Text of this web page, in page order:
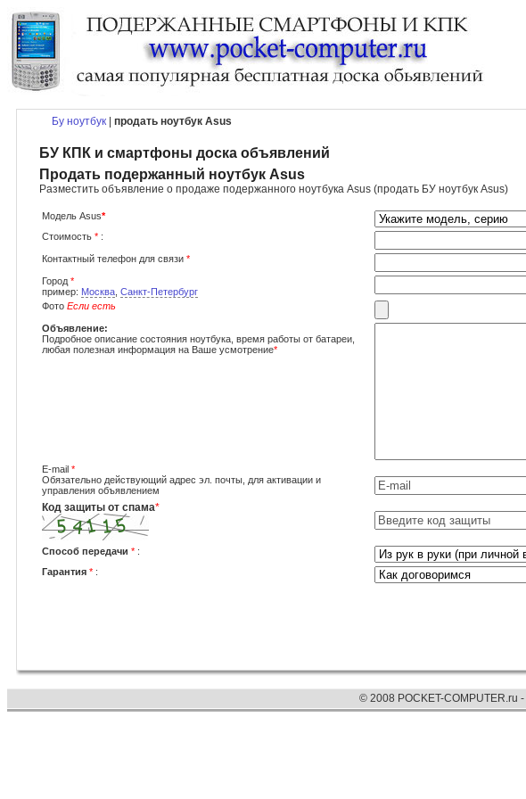
Бу ноутбук продать ноутбук Asus
БУ КПК и смартфоны доска объявлений
Продать подержанный ноутбук Asus
Разместить объявление о продаже подержанного ноутбука Asus (продать БУ ноутбук Asus)
Модель Asus*
Стоимость * :
Контактный телефон для связи *
Город *
пример: Москва Санкт-Петербург
Фото Если есть
Объявление:
Подробное описание состояния ноутбука, время работы от батареи,
любая полезная информация на Ваше усмотрение*
E-mail *
Обязательно действующий адрес эл. почты, для активации и
управления объявлением
Код защиты от спама*
Способ передачи * :
Гарантия * :
© 2008 POCKET-COMPUTER.ru -